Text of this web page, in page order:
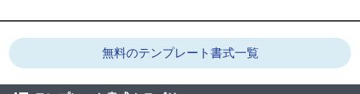
無料のテンプレート書式一覧